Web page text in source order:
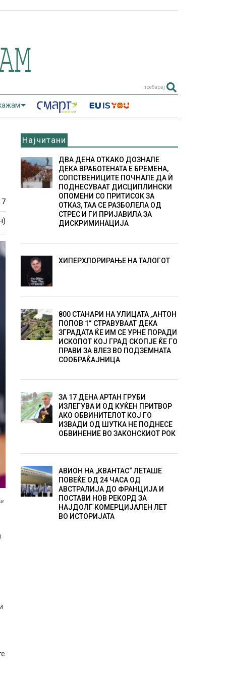
пребарај
Најчитани
ДВА ДЕНА ОТКАКО ДОЗНАЛЕ
ДЕКА ВРАБОТЕНАТА Е БРЕМЕНА,
СОПСТВЕНИЦИТЕ ПОЧНАЛЕ ДА Ѝ
ПОДНЕСУВААТ ДИСЦИПЛИНСКИ
ОПОМЕНИ СО ПРИТИСОК ЗА
ОТКАЗ, ТАА СЕ РАЗБОЛЕЛА ОД
СТРЕС И ГИ ПРИЈАВИЛА ЗА
ДИСКРИМИНАЦИЈА
ХИПЕРХЛОРИРАЊЕ НА ТАЛОГОТ
800 СТАНАРИ НА УЛИЦАТА „АНТОН
ПОПОВ 1“ СТРАВУВААТ ДЕКА
ЗГРАДАТА ЌЕ ИМ СЕ УРНЕ ПОРАДИ
ИСКОПОТ КОЈ ГРАД СКОПЈЕ ЌЕ ГО
ПРАВИ ЗА ВЛЕЗ ВО ПОДЗЕМНАТА
СООБРАЌАЈНИЦА
ЗА 17 ДЕНА АРТАН ГРУБИ
ИЗЛЕГУВА И ОД КУЌЕН ПРИТВОР
АКО ОБВИНИТЕЛОТ КОЈ ГО
ИЗВАДИ ОД ШУТКА НЕ ПОДНЕСЕ
ОБВИНЕНИЕ ВО ЗАКОНСКИОТ РОК
АВИОН НА „КВАНТАС“ ЛЕТАШЕ
ПОВЕЌЕ ОД 24 ЧАСА ОД
АВСТРАЛИЈА ДО ФРАНЦИЈА И
ПОСТАВИ НОВ РЕКОРД ЗА
НАЈДОЛГ КОМЕРЦИЈАЛЕН ЛЕТ
ВО ИСТОРИЈАТА